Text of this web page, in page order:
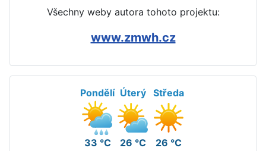
Všechny weby autora tohoto projektu:
www.zmwh.cz
Pondělí
33 °C
Úterý
26 °C
Středa
26 °C